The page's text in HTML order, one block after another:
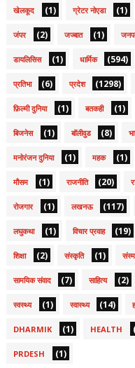
खेलकूद (1) ग्रेटर नोएडा (1)
जंपर (2) जज्बात (1)
डायलिसिस (1) धार्मिक (594)
प्रतिभा (6) प्रदेश (1298)
फ़िल्मी दुनिया (1) बतकही (1)
बिजनेस (1) बॉलीवुड (8)
मनोरंजन दुनिया (1) महक (1)
मौसम (1) राजनीति (20)
रोजगार (1) लखनऊ (117)
लघुकथा (1) विचार प्रवाह (19)
शिक्षा (2) संस्कृति (1)
सामयिक संवाद (7) साहित्य (2)
स्वस्थ्य (1) स्वास्थ्य (14)
DHARMIK (1) HEALTH
PRDESH (1)